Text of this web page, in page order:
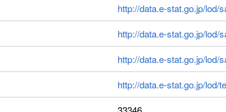
http://data.e-stat.go.jp/lod/
http://data.e-stat.go.jp/lod/
http://data.e-stat.go.jp/lod/
http://data.e-stat.go.jp/lod/